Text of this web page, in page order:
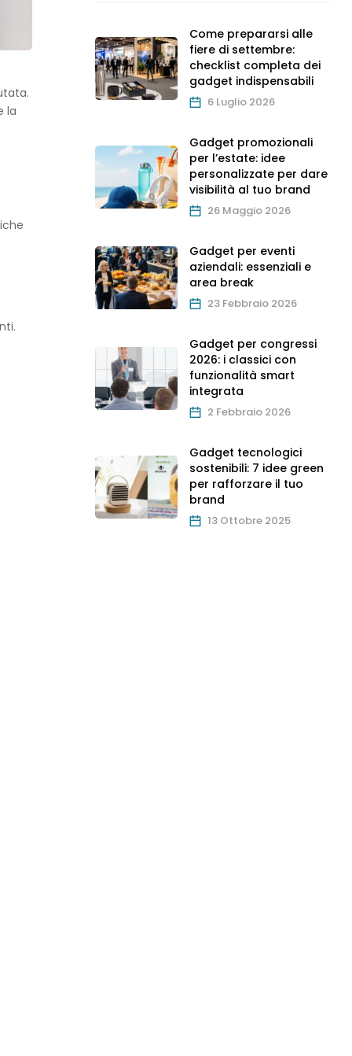
la
Come prepararsi alle
fiere di settembre:
checklist completa dei
gadget indispensabili
6 Luglio 2026
Gadget promozionali
per l’estate: idee
personalizzate per dare
visibilità al tuo brand
26 Maggio 2026
Gadget per eventi
aziendali: essenziali e
area break
23 Febbraio 2026
Gadget per congressi
2026: i classici con
funzionalità smart
integrata
2 Febbraio 2026
Gadget tecnologici
sostenibili: 7 idee green
per rafforzare il tuo
brand
13 Ottobre 2025